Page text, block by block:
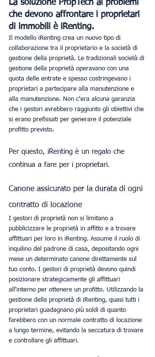
La soluzione PropTech ai problemi
che devono affrontare i proprietari
di immobili è iRenting.
Il modello iRenting crea un nuovo tipo di
collaborazione tra il proprietario e la società di
gestione della proprietà. Le tradizionali società di
gestione della proprietà operavano con una
quota delle entrate e spesso costringevano i
proprietari a partecipare alla manutenzione e
alla manutenzione. Non c'era alcuna garanzia
che i gestori avrebbero raggiunto gli obiettivi che
si erano prefissati per generare il potenziale
profitto previsto.
Per questo, iRenting è un regalo che
continua a fare per i proprietari.
Canone assicurato per la durata di ogni
contratto di locazione
I gestori di proprietà non si limitano a
pubblicizzare le proprietà in affitto e a trovare
affittuari per loro in iRenting. Assume il ruolo di
inquilino del padrone di casa, depositando ogni
mese un determinato canone direttamente sul
tuo conto. I gestori di proprietà devono quindi
posizionare strategicamente gli affittuari
all'interno per ottenere un profitto. Utilizzando la
gestione della proprietà di iRenting, quasi tutti i
proprietari guadagnano più soldi di quanto
farebbero con un normale contratto di locazione
a lungo termine, evitando la seccatura di trovare
e controllare gli affittuari.